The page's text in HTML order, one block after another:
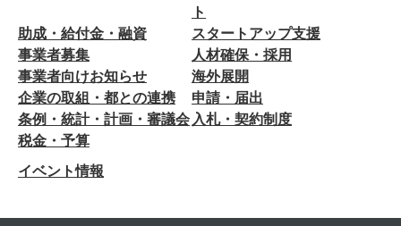
ト
助成・給付金・融資
スタートアップ支援
事業者募集
人材確保・採用
事業者向けお知らせ
海外展開
企業の取組・都との連携
申請・届出
条例・統計・計画・審議会 入札・契約制度
税金・予算
イベント情報